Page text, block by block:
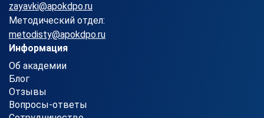
zayavki@apokdpo.ru
Методический отдел:
metodisty@apokdpo.ru
Информация
Об академии
Блог
Отзывы
Вопросы-ответы